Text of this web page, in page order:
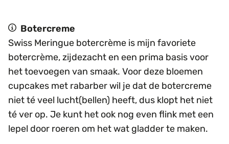
Botercreme
Swiss Meringue botercrème is mijn favoriete
botercrème, zijdezacht en een prima basis voor
het toevoegen van smaak. Voor deze bloemen
cupcakes met rabarber wil je dat de botercreme
niet té veel lucht(bellen) heeft, dus klopt het niet
té ver op. Je kunt het ook nog even flink met een
lepel door roeren om het wat gladder te maken.